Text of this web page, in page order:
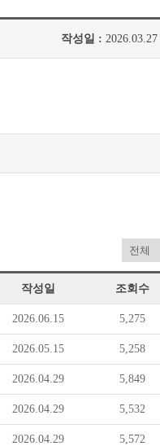
작성일 : 2026.03.27
작성일 조회수
2026.06.15 5,275
2026.05.15 5,258
2026.04.29 5,849
2026.04.29 5,532
2026.04.29 5,572